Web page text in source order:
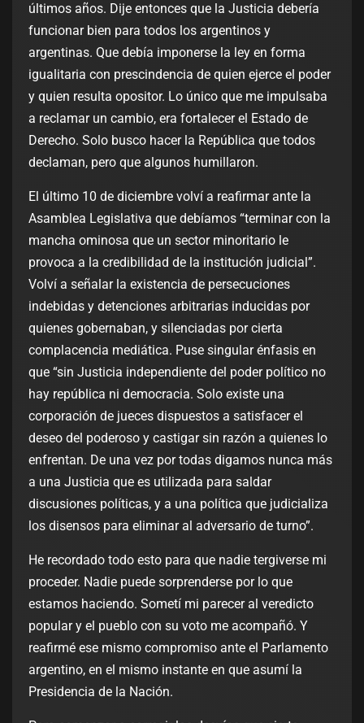
últimos años. Dije entonces que la Justicia debería
funcionar bien para todos los argentinos y
argentinas. Que debía imponerse la ley en forma
igualitaria con prescindencia de quien ejerce el poder
y quien resulta opositor. Lo único que me impulsaba
a reclamar un cambio, era fortalecer el Estado de
Derecho. Solo busco hacer la República que todos
declaman, pero que algunos humillaron.
El último 10 de diciembre volví a reafirmar ante la
Asamblea Legislativa que debíamos “terminar con la
mancha ominosa que un sector minoritario le
provoca a la credibilidad de la institución judicial”.
Volví a señalar la existencia de persecuciones
indebidas y detenciones arbitrarias inducidas por
quienes gobernaban, y silenciadas por cierta
complacencia mediática. Puse singular énfasis en
que “sin Justicia independiente del poder político no
hay república ni democracia. Solo existe una
corporación de jueces dispuestos a satisfacer el
deseo del poderoso y castigar sin razón a quienes lo
enfrentan. De una vez por todas digamos nunca más
a una Justicia que es utilizada para saldar
discusiones políticas, y a una política que judicializa
los disensos para eliminar al adversario de turno”.
He recordado todo esto para que nadie tergiverse mi
proceder. Nadie puede sorprenderse por lo que
estamos haciendo. Sometí mi parecer al veredicto
popular y el pueblo con su voto me acompañó. Y
reafirmé ese mismo compromiso ante el Parlamento
argentino, en el mismo instante en que asumí la
Presidencia de la Nación.